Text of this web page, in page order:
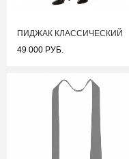
ПИДЖАК КЛАССИЧЕСКИЙ
49 000 РУБ.